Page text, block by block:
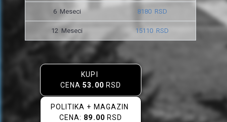
6 Meseci 8180 RSD
12 Meseci 15110 RSD
KUPI
CENA53.00 RSD
POLITIKA + MAGAZIN
CENA: 89.00 RSD